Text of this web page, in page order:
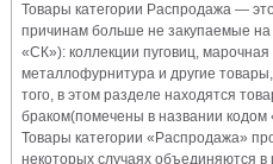
Товары категории Распродажа —
причинам больше не закупаемые
«СК»): коллекции пуговиц,
металлофурнитура и другие
того, в этом разделе находятся
браком(помечены в названии кодом
Товары категории «Распродажа»
некоторых случаях объединяются